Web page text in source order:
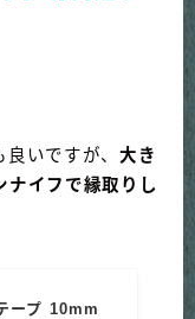
良いですが、大き
ナイフで縁取りし
ープ 10mm